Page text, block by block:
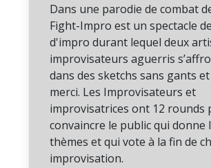
Dans une parodie de combat
Fight-Impro est un spectacle
d'impro durant lequel deux
improvisateurs aguerris
dans des sketchs sans gants
merci. Les Improvisateurs et
improvisatrices ont 12 rounds
convaincre le public qui donne
thèmes et qui vote à la fin de
improvisation.